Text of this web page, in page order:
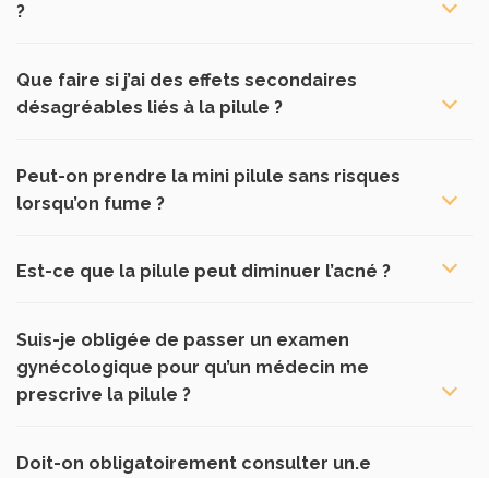
?
Que faire si j’ai des effets secondaires
désagréables liés à la pilule ?
Peut-on prendre la mini pilule sans risques
lorsqu’on fume ?
Est-ce que la pilule peut diminuer l’acné ?
Suis-je obligée de passer un examen
gynécologique pour qu’un médecin me
prescrive la pilule ?
Doit-on obligatoirement consulter un.e